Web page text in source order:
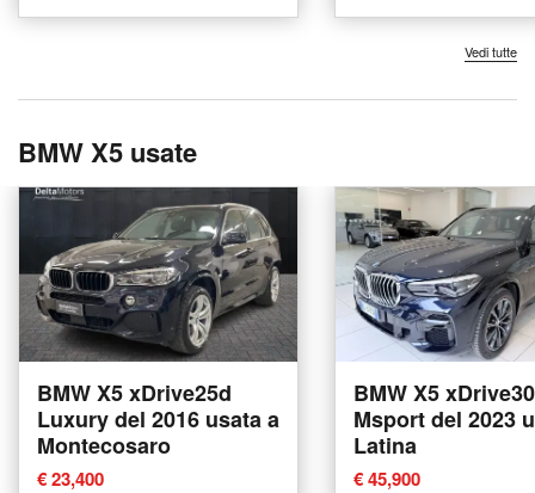
Vedi tutte
BMW X5 usate
BMW X5 xDrive25d
Luxury del 2016 usata a
Montecosaro
€ 23,400
BMW X5
Msport del 2023
Latina
€ 45,900